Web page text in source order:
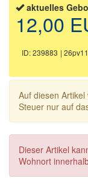
aktuelles
12,00
ID: 239883 |
Auf diesen
Steuer nur auf
Dieser Artikel
Wohnort